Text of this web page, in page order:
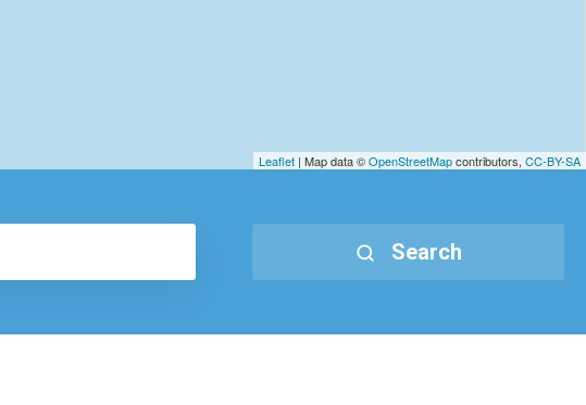
Leaflet | Map data ©OpenStreetMapcontributors, CC-BY-SA
Search